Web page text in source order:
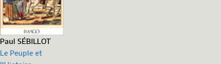
Paul SÉBILLOT
Le Peuple et